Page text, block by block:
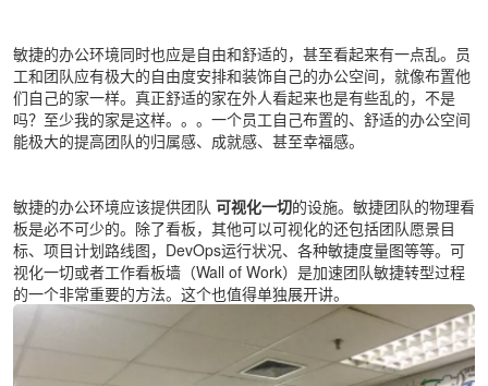
敏捷的办公环境同时也应是自由和舒适的，甚至看起来有一点乱。员
工和团队应有极大的自由度安排和装饰自己的办公空间，就像布置他
们自己的家一样。真正舒适的家在外人看起来也是有些乱的，不是
吗？至少我的家是这样。。。一个员工自己布置的、舒适的办公空间
能极大的提高团队的归属感、成就感、甚至幸福感。
敏捷的办公环境应该提供团队 可视化一切的设施。敏捷团队的物理看
板是必不可少的。除了看板，其他可以可视化的还包括团队愿景目
标、项目计划路线图，DevOps运行状况、各种敏捷度量图等等。可
视化一切或者工作看板墙（Wall of Work）是加速团队敏捷转型过程
的一个非常重要的方法。这个也值得单独展开讲。